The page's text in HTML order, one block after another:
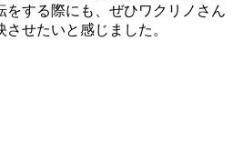
をする際にも、ぜひワクリノさん
せたいと感じました。